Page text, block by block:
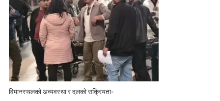
विमानस्थलको अव्यवस्था र दलको सक्रियता-